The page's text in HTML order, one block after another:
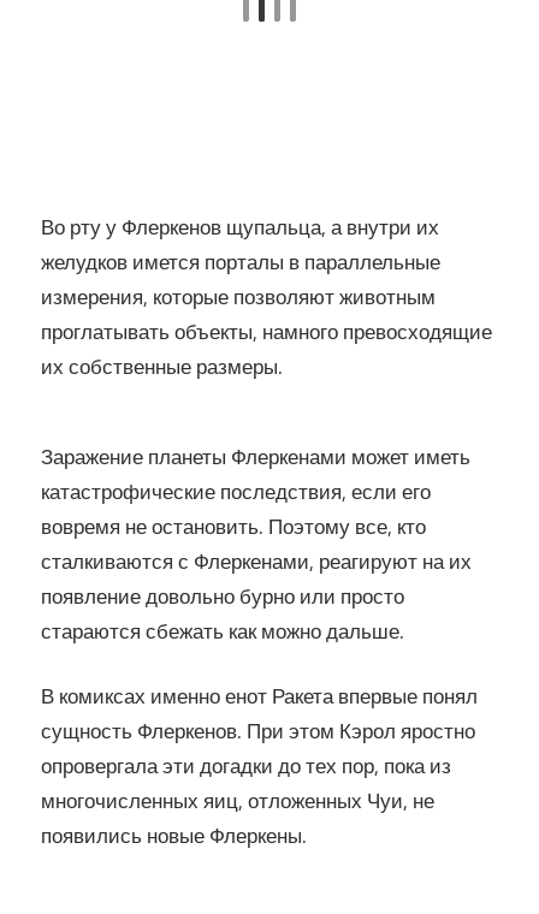
Во рту у Флеркенов щупальца, а внутри их
желудков имется порталы в параллельные
измерения, которые позволяют животным
проглатывать объекты, намного превосходящие
их собственные размеры.
Заражение планеты Флеркенами может иметь
катастрофические последствия, если его
вовремя не остановить. Поэтому все, кто
сталкиваются с Флеркенами, реагируют на их
появление довольно бурно или просто
стараются сбежать как можно дальше.
В комиксах именно енот Ракета впервые понял
сущность Флеркенов. При этом Кэрол яростно
опровергала эти догадки до тех пор, пока из
многочисленных яиц, отложенных Чуи, не
появились новые Флеркены.